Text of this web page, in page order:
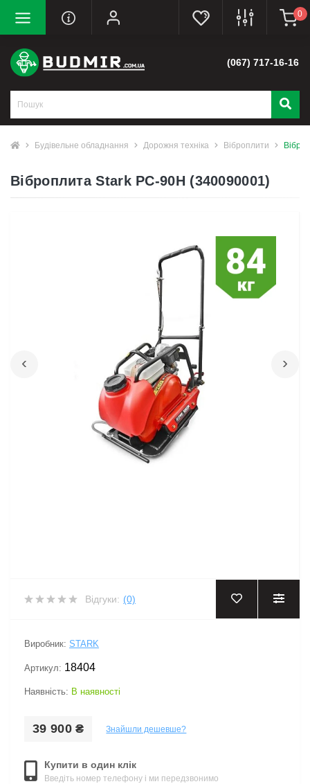
0
(067) 717-16-16
Будівельне обладнання Дорожня техніка Віброплити
Віброплита Stark PC-90H (340090001)
‹ ›
Відгуки: (0)
Виробник: STARK
Артикул: 18404
Наявність: В наявності
39 900 ₴ Знайшли дешевше?
Купити в один клік
Введіть номер телефону і ми передзвонимо